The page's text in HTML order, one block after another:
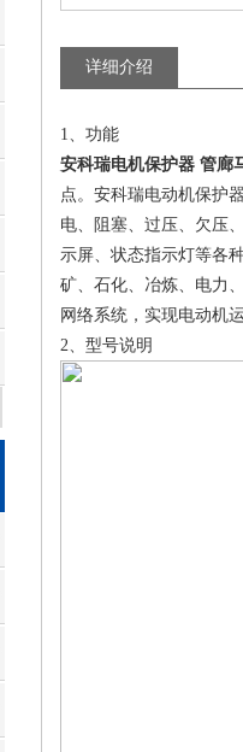
详细介绍
1、功能
安科瑞电机保护器 管廊
点。安科瑞电动机保护
电、阻塞、过压、欠压
示屏、状态指示灯等各
矿、石化、冶炼、电力
网络系统，实现电动机
2、型号说明